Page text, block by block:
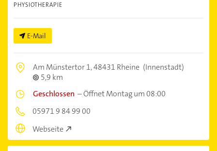
PHYSIOTHERAPIE
E-Mail
Am Münstertor 1,48431 Rheine (Innenstadt)
5,9 km
Geschlossen –Öffnet Montag um 08:00
05971 9 84 99 00
Webseite